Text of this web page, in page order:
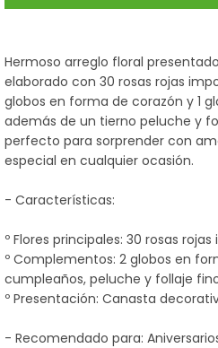
Hermoso arreglo floral
elaborado con 30 rosas rojas
globos en forma de corazón y 1
además de un tierno peluche y
perfecto para sorprender con
especial en cualquier ocasión.
- Características:
º Flores principales: 30 rosas
º Complementos: 2 globos en
cumpleaños, peluche y follaje
º Presentación: Canasta
- Recomendado para: